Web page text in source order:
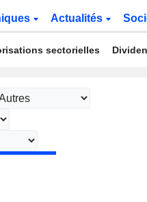
Actualités
sectorielles